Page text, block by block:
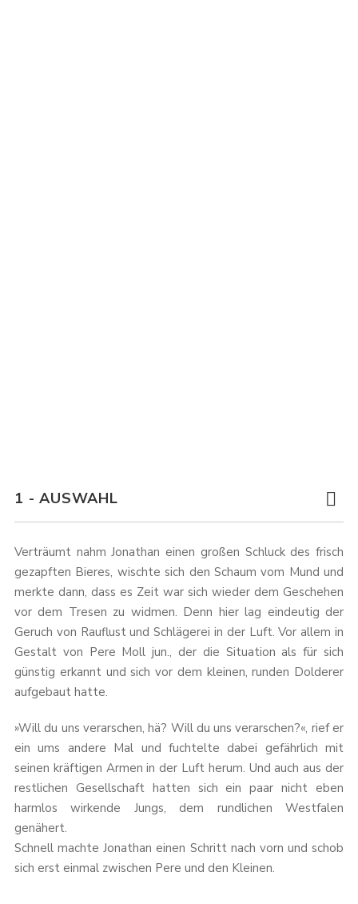
1 - AUSWAHL
Verträumt nahm Jonathan einen großen Schluck des frisch
gezapften Bieres, wischte sich den Schaum vom Mund und
merkte dann, dass es Zeit war sich wieder dem Geschehen
vor dem Tresen zu widmen. Denn hier lag eindeutig der
Geruch von Rauflust und Schlägerei in der Luft. Vor allem in
Gestalt von Pere Moll jun., der die Situation als für sich
günstig erkannt und sich vor dem kleinen, runden Dolderer
aufgebaut hatte.
»Will du uns verarschen, hä? Will du uns verarschen?«, rief er
ein ums andere Mal und fuchtelte dabei gefährlich mit
seinen kräftigen Armen in der Luft herum. Und auch aus der
restlichen Gesellschaft hatten sich ein paar nicht eben
harmlos wirkende Jungs, dem rundlichen Westfalen
genähert.
Schnell machte Jonathan einen Schritt nach vorn und schob
sich erst einmal zwischen Pere und den Kleinen.